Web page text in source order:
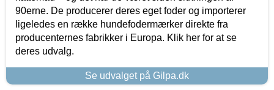
90erne. De producerer deres eget foder og importerer
ligeledes en række hundefodermærker direkte fra
producenternes fabrikker i Europa. Klik her for at se
deres udvalg.
Se udvalget på Gilpa.dk